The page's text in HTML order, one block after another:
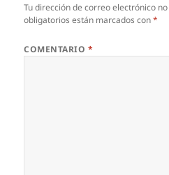
Tu dirección de correo electrónico
obligatorios están marcados con*
COMENTARIO *